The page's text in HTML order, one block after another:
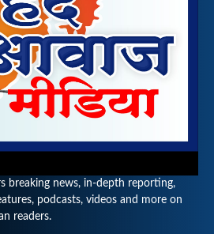
breaking news, in-depth reporting,
podcasts, videos and more on
readers.